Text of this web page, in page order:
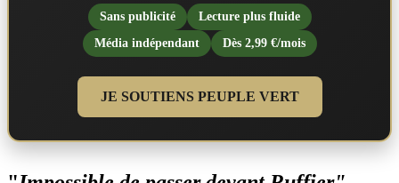
Sans publicité
Lecture plus fluide
Média indépendant
Dès 2,99 €/mois
JE SOUTIENS PEUPLE VERT